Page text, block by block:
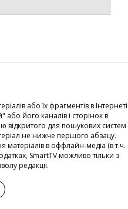
або їх фрагментів в Інтернеті
його каналів і сторінок в
для пошукових систем
не нижче першого абзацу.
матеріалів в оффлайн-медіа (в т.ч.
SmartTV можливо тільки з
редакції.